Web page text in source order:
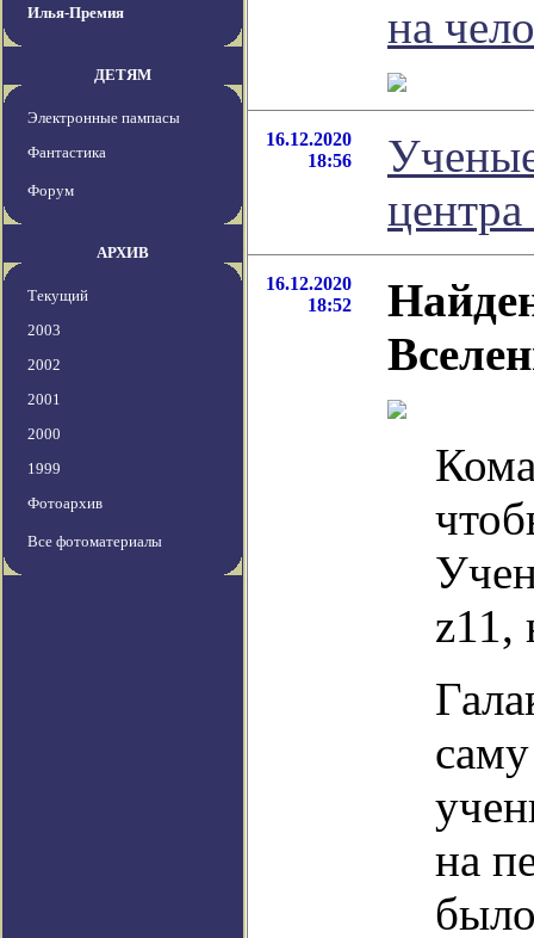
Илья-Премия
ДЕТЯМ
Электронные пампасы
Фантастика
Форум
АРХИВ
Текущий
2003
2002
2001
2000
1999
Фотоархив
Все фотоматериалы
на
16.12.2020
18:56
16.12.2020
18:52
z11,
на